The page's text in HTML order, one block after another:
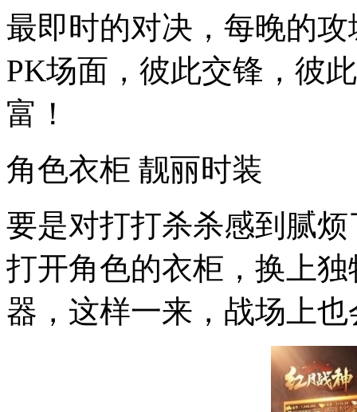
最即时的对决，每晚的
PK场面，彼此交锋，彼
富！
角色衣柜 靓丽时装
要是对打打杀杀感到腻
打开角色的衣柜，换上
器，这样一来，战场上